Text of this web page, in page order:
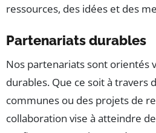
ressources, des idées et des
Partenariats durables
Nos partenariats sont orientés
durables. Que ce soit à travers
communes ou des projets de
collaboration vise à atteindre